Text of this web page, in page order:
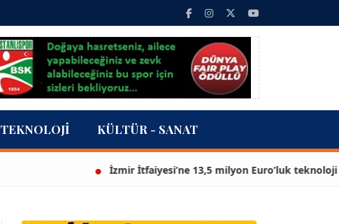
TEKNOLOJI KÜLTÜR - SANAT
İzmir İtfaiyesi’ne 13,5 milyon Euro’luk teknoloji